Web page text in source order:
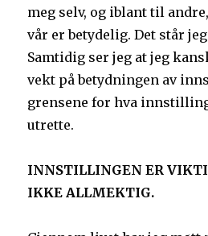
meg selv, og iblant til
vår er betydelig. Det står
Samtidig ser jeg at jeg
vekt på betydningen av
grensene for hva
utrette.
INNSTILLINGEN ER
IKKE ALLMEKTIG.